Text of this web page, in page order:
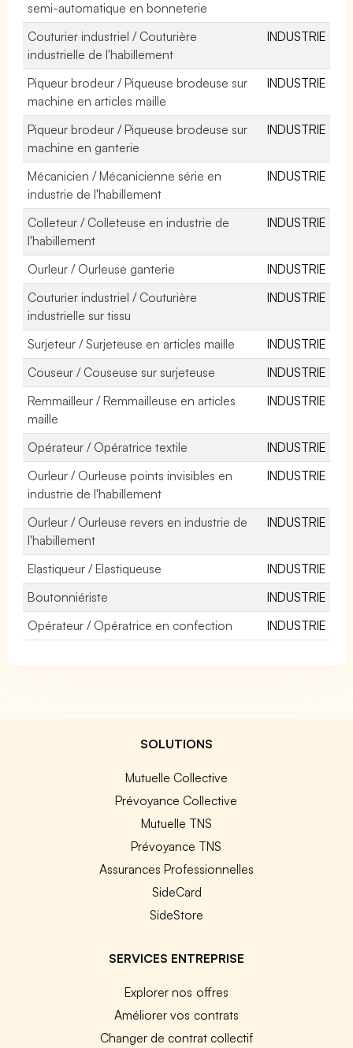
semi-automatique en bonneterie
Couturier industriel / Couturière
industrielle de l'habillement
INDUSTRIE
Piqueur brodeur / Piqueuse brodeuse sur
machine en articles maille
INDUSTRIE
Piqueur brodeur / Piqueuse brodeuse sur
machine en ganterie
INDUSTRIE
Mécanicien / Mécanicienne série en
industrie de l'habillement
INDUSTRIE
Colleteur / Colleteuse en industrie de
l'habillement
INDUSTRIE
Ourleur / Ourleuse ganterie
INDUSTRIE
Couturier industriel / Couturière
industrielle sur tissu
INDUSTRIE
Surjeteur / Surjeteuse en articles maille
INDUSTRIE
Couseur / Couseuse sur surjeteuse
INDUSTRIE
Remmailleur / Remmailleuse en articles
maille
INDUSTRIE
Opérateur / Opératrice textile
INDUSTRIE
Ourleur / Ourleuse points invisibles en
industrie de l'habillement
INDUSTRIE
Ourleur / Ourleuse revers en industrie de
l'habillement
INDUSTRIE
Elastiqueur / Elastiqueuse
INDUSTRIE
Boutonniériste
INDUSTRIE
Opérateur / Opératrice en confection
INDUSTRIE
SOLUTIONS
Mutuelle Collective
Prévoyance Collective
Mutuelle TNS
Prévoyance TNS
Assurances Professionnelles
SideCard
SideStore
SERVICES ENTREPRISE
Explorer nos offres
Améliorer vos contrats
Changer de contrat collectif